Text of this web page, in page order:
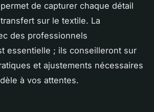
de capturer chaque détail
sur le textile. La
des professionnels
essentielle ; ils conseilleront sur
et ajustements nécessaires
à vos attentes.